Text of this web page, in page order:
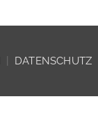
DATENSCHUTZ